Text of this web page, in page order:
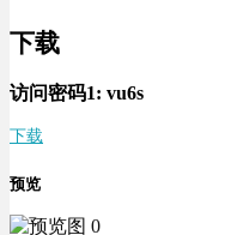
下载
访问密码1: vu6s
下载
预览